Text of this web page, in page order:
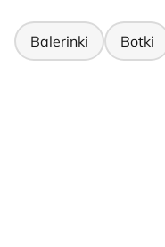
Balerinki Botki